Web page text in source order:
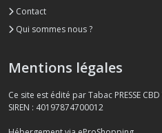
Contact
Qui sommes nous ?
Mentions légales
Ce site est édité par Tabac PRESSE CBD
SIREN : 40197874700012